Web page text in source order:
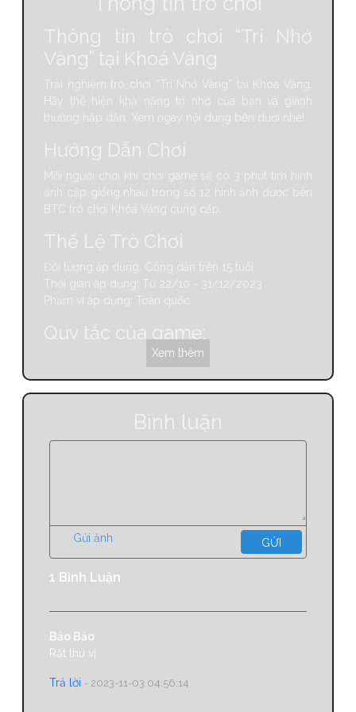
2 3 4 5 … 72
Thông tin trò chơi “Trí Nhớ
Vàng” tại Khoá Vàng
Trải nghiệm trò chơi “Trí Nhớ Vàng” tại Khoá Vàng.
Hãy thể hiện khả năng trí nhớ của bạn và giành
thưởng hấp dẫn. Xem ngay nội dung bên dưới nhé!
Hướng Dẫn Chơi
Mỗi người chơi khi chơi game sẽ có 3 phút tìm hình
ảnh cặp giống nhau trong số 12 hình ảnh được bên
BTC trò chơi Khóa Vàng cung cấp.
Thể Lệ Trò Chơi
Đối tượng áp dụng: Công dân trên 15 tuổi
Thời gian áp dụng: Từ 22/10 - 31/12/2023
Phạm vi áp dụng: Toàn quốc
Quy tắc của game:
- 1 lần lật được 2 ảnh
giữ nguyên cho đến khi game kết thúc
( Người chơi phải nhớ vị trí ảnh mình đã lật để tìm ra
ảnh giống nhau)
Dựa vào thời gian để tính số tiền giảm khi mua các
sản phẩm laptop, PC (hoá đơn trên 5 triệu) tại Khoá
+ Dưới 30s: giảm 300K
Lưu ý: Chương trình voucher giảm giá này không áp
dụng khi mua linh - phụ kiện tại Khoá Vàng.
Đặc biệt
Xem thêm
Bình luận
Gửi ảnh GỬI
1 Bình Luận
Bảo Bảo
Rất thú vị
Trả lời - 2023-11-03 04:56:14